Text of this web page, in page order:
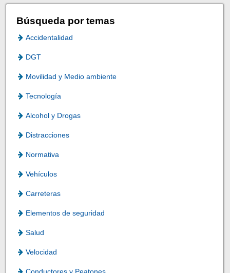
Búsqueda por temas
Accidentalidad
DGT
Movilidad y Medio ambiente
Tecnología
Alcohol y Drogas
Distracciones
Normativa
Vehículos
Carreteras
Elementos de seguridad
Salud
Velocidad